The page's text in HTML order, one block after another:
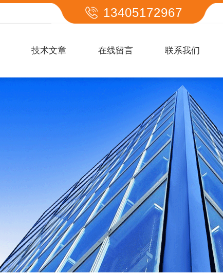
13405172967
技术文章 在线留言 联系我们